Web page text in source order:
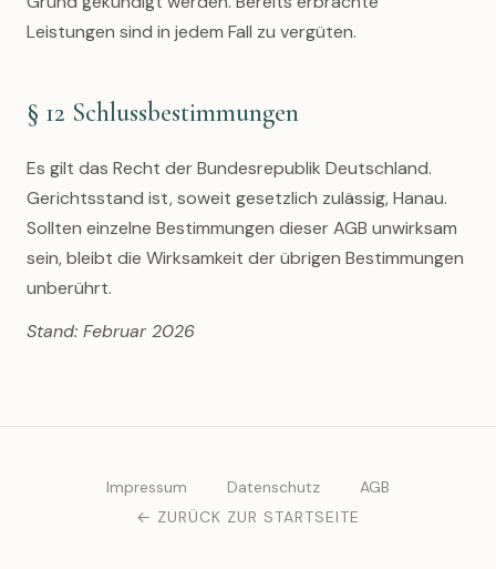
Leistungen sind in jedem Fall zu vergüten.
§ 12 Schlussbestimmungen
Es gilt das Recht der Bundesrepublik Deutschland.
Gerichtsstand ist, soweit gesetzlich zulässig, Hanau.
Sollten einzelne Bestimmungen dieser AGB unwirksam
sein, bleibt die Wirksamkeit der übrigen Bestimmungen
unberührt.
Stand: Februar 2026
Impressum Datenschutz
AGB
← ZURÜCK ZUR STARTSEITE